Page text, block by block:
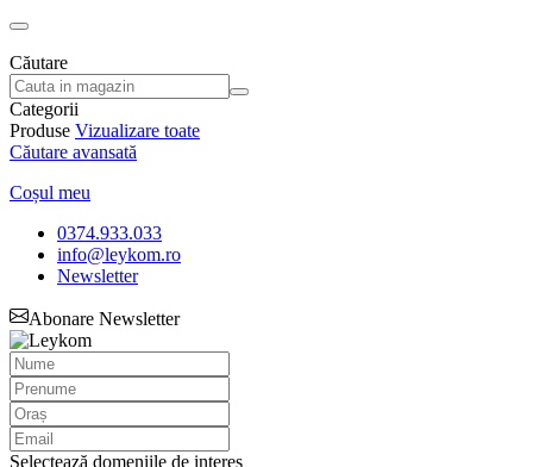
Căutare
Categorii
Produse Vizualizare toate
Căutare avansată
Coșul meu
0374.933.033
info@leykom.ro
Newsletter
Abonare Newsletter
Selectează domeniile de interes